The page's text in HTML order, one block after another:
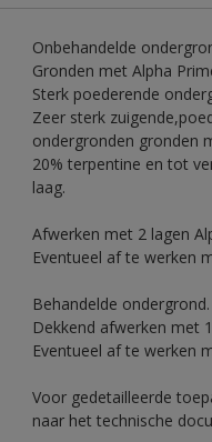
Onbehandelde
Gronden met Alpha
Sterk poederende
Zeer sterk
ondergronden gronden
20% terpentine en tot
laag.
Afwerken met 2 lagen
Eventueel af te werken
Behandelde ondergrond.
Dekkend afwerken met
Eventueel af te werken
Voor gedetailleerde
naar het technische